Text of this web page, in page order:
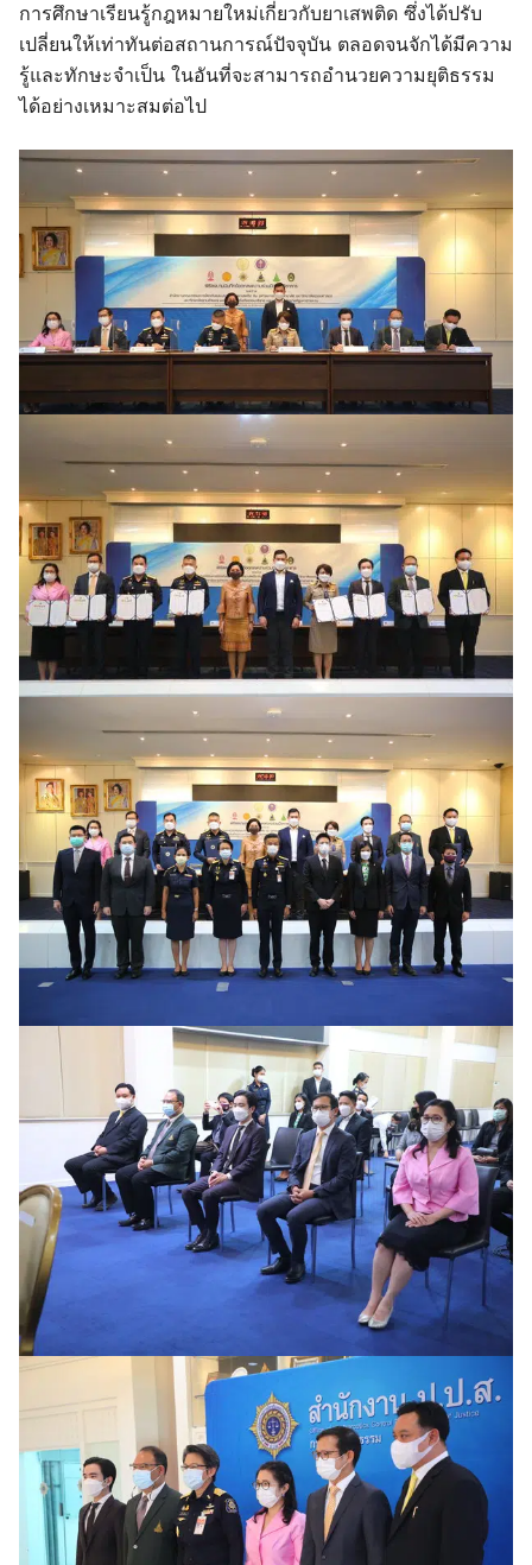
การศึกษาเรียนรู้กฎหมายใหม่เกี่ยวกับยาเสพติด ซึ่งได้ปรับ
เปลี่ยนให้เท่าทันต่อสถานการณ์ปัจจุบัน ตลอดจนจักได้มีความ
รู้และทักษะจำเป็น ในอันที่จะสามารถอำนวยความยุติธรรม
ได้อย่างเหมาะสมต่อไป